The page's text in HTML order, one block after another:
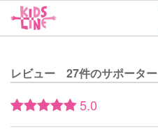
レビュー 27件のサポーター
5.0